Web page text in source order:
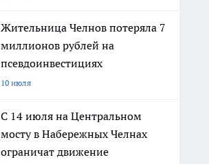
Жительница Челнов потеряла 7
миллионов рублей на
псевдоинвестициях
10 июля
С 14 июля на Центральном
мосту в Набережных Челнах
ограничат движение